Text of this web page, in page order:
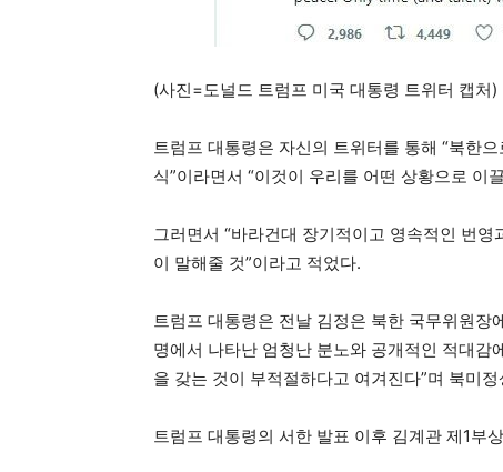
(사진=도널드 트럼프 미국 대통령 트위터 캡처)
트럼프 대통령은 자신의 트위터를 통해 “북한
식”이라면서 “이것이 우리를 어떤 상황으로 이
그러면서 “바라건대 장기적이고 영속적인 번
이 말해줄 것”이라고 적었다.
트럼프 대통령은 전날 김정은 북한 국무위원장
명에서 나타난 엄청난 분노와 공개적인 적대
을 갖는 것이 부적절하다고 여겨진다”며 북미
트럼프 대통령의 서한 발표 이후 김계관 제1부